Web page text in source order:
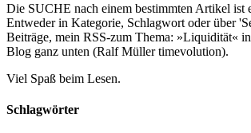
Die SUCHE nach einem bestimmten Artikel ist
Entweder in Kategorie, Schlagwort oder über
Beiträge, mein RSS-zum Thema: »Liquidität«
Blog ganz unten (Ralf Müller timevolution).
Viel Spaß beim Lesen.
Schlagwörter